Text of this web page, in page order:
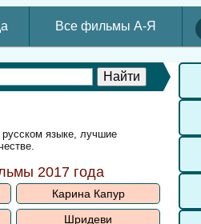
Все фильмы А-Я
русском языке, лучшие
2017 года
Карина Капур
Шридеви